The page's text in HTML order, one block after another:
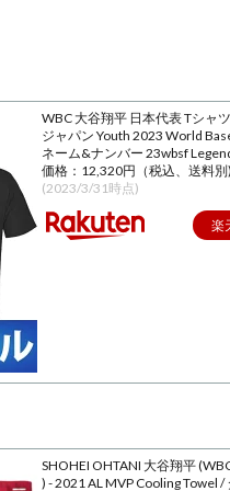
WBC 大谷翔平 日本代表 Tシャ
ジャパン Youth 2023 World
ネーム&ナンバー 23wbsf
価格：12,320円（税込、送料別
(2023/3/31時点)
楽
SHOHEI OHTANI 大谷翔平
) - 2021 AL MVP Cooling Towel /